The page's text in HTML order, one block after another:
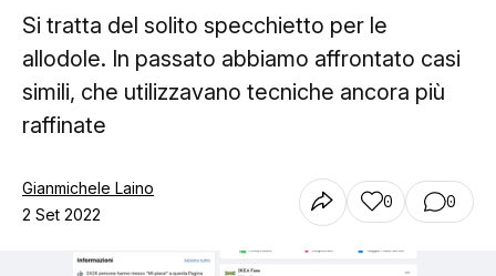
Chi siamo
Contatti
Si tratta del solito specchietto per le
allodole. In passato abbiamo affrontato casi
simili, che utilizzavano tecniche ancora più
raffinate
Gianmichele Laino
2 Set 2022
0 0